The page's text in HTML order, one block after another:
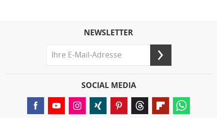
NEWSLETTER
SOCIAL MEDIA